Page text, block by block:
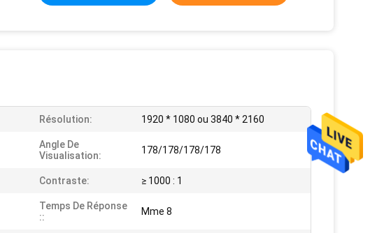
Résolution: 1920 * 1080 ou 3840 * 2160
Angle De
Visualisation:
178/178/178/178
Contraste: ≥ 1000 : 1
Temps De Réponse
::
Mme 8